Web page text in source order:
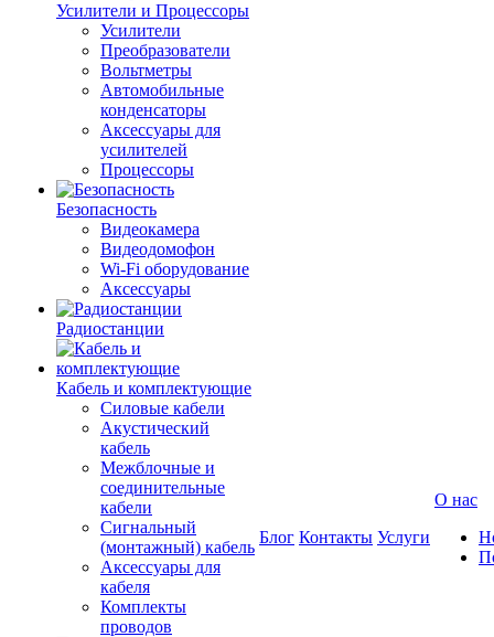
Усилители и Процессоры
Усилители
Преобразователи
Вольтметры
Автомобильные
конденсаторы
Аксессуары для
усилителей
Процессоры
Безопасность
Видеокамера
Видеодомофон
Wi-Fi оборудование
Аксессуары
Радиостанции
Кабель и комплектующие
Силовые кабели
Акустический
кабель
Межблочные и
соединительные
кабели
Сигнальный
(монтажный) кабель
Аксессуары для
кабеля
Комплекты
проводов
Блог Контакты Услуги
О нас